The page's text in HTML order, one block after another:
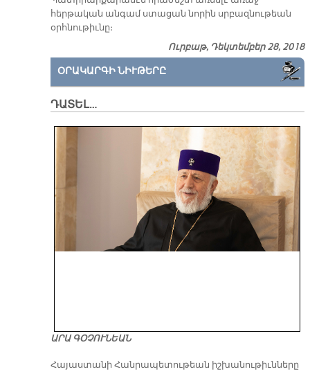
հերթական անգամ ստացան նորին սրբազնութեան
օրհնութիւնը։
Ուրբաթ, Դեկտեմբեր 28, 2018
ՕՐԱԿԱՐԳԻ ՆԻՒԹԵՐԸ
ԴԱՏԵԼ…
ԱՐԱ ԳՕՉՈՒՆԵԱՆ
​Հայաստանի Հանրապետութեան իշխանութիւնները